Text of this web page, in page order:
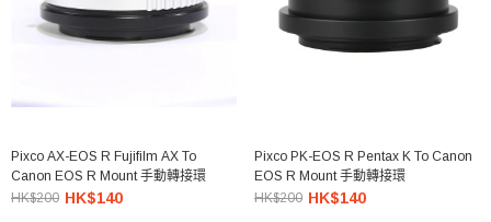
Pixco AX-EOS R Fujifilm AX To
Canon EOS R Mount 手動轉接環
HK$200 HK$140
Pixco PK-EOS R Pentax K To Canon
EOS R Mount 手動轉接環
HK$200 HK$140